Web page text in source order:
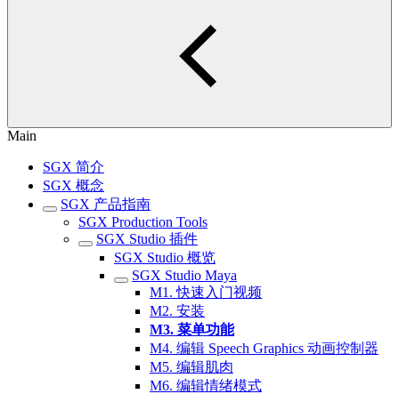
Main
SGX 简介
SGX 概念
SGX 产品指南
SGX Production Tools
SGX Studio 插件
SGX Studio 概览
SGX Studio Maya
M1. 快速入门视频
M2. 安装
M3. 菜单功能
M4. 编辑 Speech Graphics 动画控制器
M5. 编辑肌肉
M6. 编辑情绪模式